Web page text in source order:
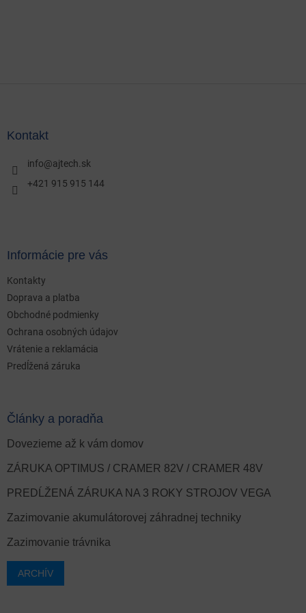
Kontakt
info@ajtech.sk
+421 915 915 144
Informácie pre vás
Kontakty
Doprava a platba
Obchodné podmienky
Ochrana osobných údajov
Vrátenie a reklamácia
Predĺžená záruka
Články a poradňa
Dovezieme až k vám domov
ZÁRUKA OPTIMUS / CRAMER 82V / CRAMER 48V
PREDĹŽENÁ ZÁRUKA NA 3 ROKY STROJOV VEGA
Zazimovanie akumulátorovej záhradnej techniky
Zazimovanie trávnika
ARCHÍV